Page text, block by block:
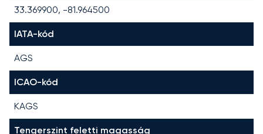
33.369900, -81.964500
IATA-kód
AGS
ICAO-kód
KAGS
Tengerszint feletti magasság